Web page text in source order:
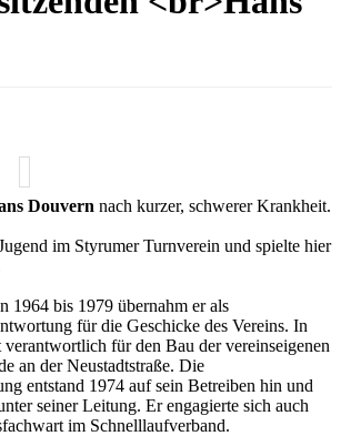
Douvern nach kurzer, schwerer Krankheit.
im Styrumer Turnverein und spielte hier
1964 bis 1979 übernahm er als
für die Geschicke des Vereins. In
für den Bau der vereinseigenen
an der Neustadtstraße. Die
entstand 1974 auf sein Betreiben hin und
seiner Leitung. Er engagierte sich auch
im Schnelllaufverband.